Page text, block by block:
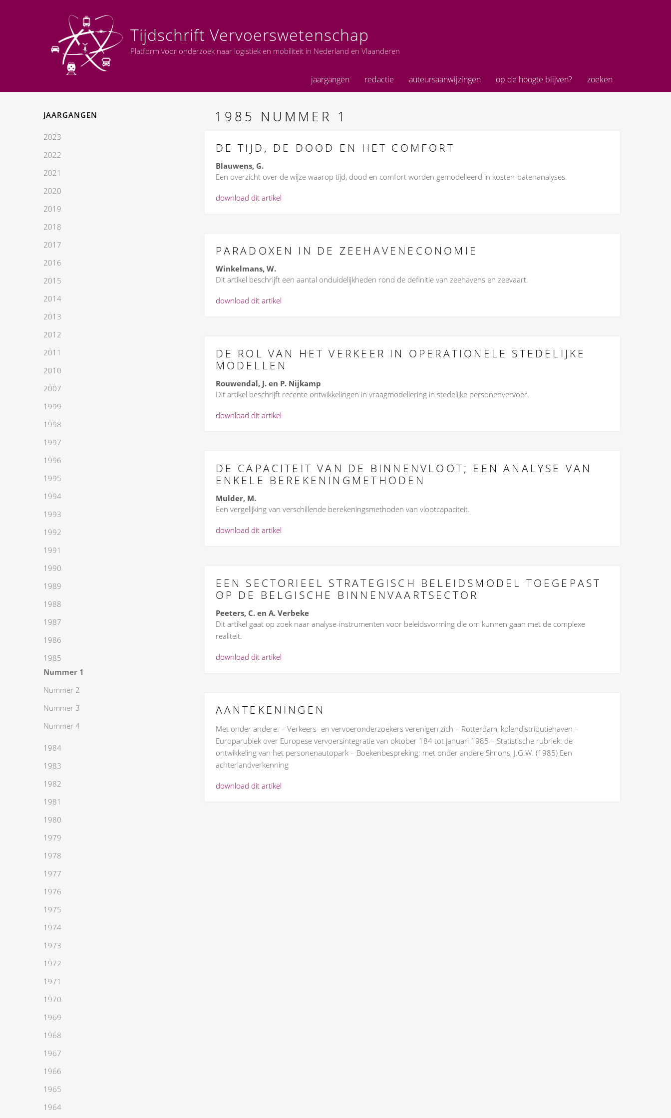
Tijdschrift Vervoerswetenschap
Platform voor onderzoek naar logistiek en mobiliteit in Nederland en Vlaanderen
jaargangen redactie auteursaanwijzingen op de hoogte blijven? zoeken
1985 NUMMER 1
DE TIJD, DE DOOD EN HET COMFORT
Blauwens, G.
Een overzicht over de wijze waarop tijd, dood en comfort worden gemodelleerd in kosten-batenanalyses.
download dit artikel
PARADOXEN IN DE ZEEHAVENECONOMIE
Winkelmans, W.
Dit artikel beschrijft een aantal onduidelijkheden rond de definitie van zeehavens en zeevaart.
download dit artikel
DE ROL VAN HET VERKEER IN OPERATIONELE STEDELIJKE
MODELLEN
Rouwendal, J. en P. Nijkamp
Dit artikel beschrijft recente ontwikkelingen in vraagmodellering in stedelijke personenvervoer.
download dit artikel
DE CAPACITEIT VAN DE BINNENVLOOT; EEN ANALYSE VAN
ENKELE BEREKENINGMETHODEN
Mulder, M.
Een vergelijking van verschillende berekeningsmethoden van vlootcapaciteit.
download dit artikel
EEN SECTORIEEL STRATEGISCH BELEIDSMODEL TOEGEPAST
OP DE BELGISCHE BINNENVAARTSECTOR
Peeters, C. en A. Verbeke
Dit artikel gaat op zoek naar analyse-instrumenten voor beleidsvorming die om kunnen gaan met de complexe
realiteit.
download dit artikel
AANTEKENINGEN
Met onder andere: – Verkeers- en vervoeronderzoekers verenigen zich – Rotterdam, kolendistributiehaven –
Europarubiek over Europese vervoersintegratie van oktober 184 tot januari 1985 – Statistische rubriek: de
ontwikkeling van het personenautopark – Boekenbespreking: met onder andere Simons, J.G.W. (1985) Een
achterlandverkenning
download dit artikel
JAARGANGEN
2023
2022
2021
2020
2019
2018
2017
2016
2015
2014
2013
2012
2011
2010
2007
1999
1998
1997
1996
1995
1994
1993
1992
1991
1990
1989
1988
1987
1986
1985
Nummer 1
Nummer 2
Nummer 3
Nummer 4
1984
1983
1982
1981
1980
1979
1978
1977
1976
1975
1974
1973
1972
1971
1970
1969
1968
1967
1966
1965
1964